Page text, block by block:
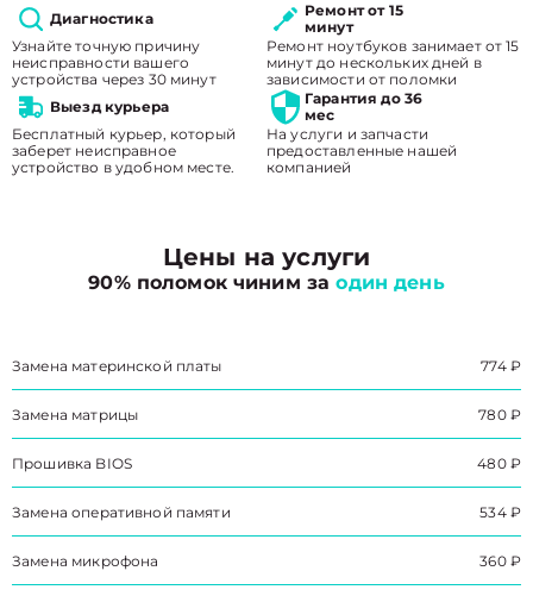
Диагностика
Узнайте точную причину
неисправности вашего
устройства через 30 минут
Ремонт от 15
минут
Ремонт ноутбуков занимает от 15
минут до нескольких дней в
зависимости от поломки
Выезд курьера
Бесплатный курьер, который
заберет неисправное
устройство в удобном месте.
Гарантия до 36
мес
На услуги и запчасти
предоставленные нашей
компанией
Цены на услуги
90% поломок чиним заодин день
Замена материнской платы 774 ₽
Замена матрицы 780 ₽
Прошивка BIOS 480 ₽
Замена оперативной памяти 534 ₽
Замена микрофона 360 ₽